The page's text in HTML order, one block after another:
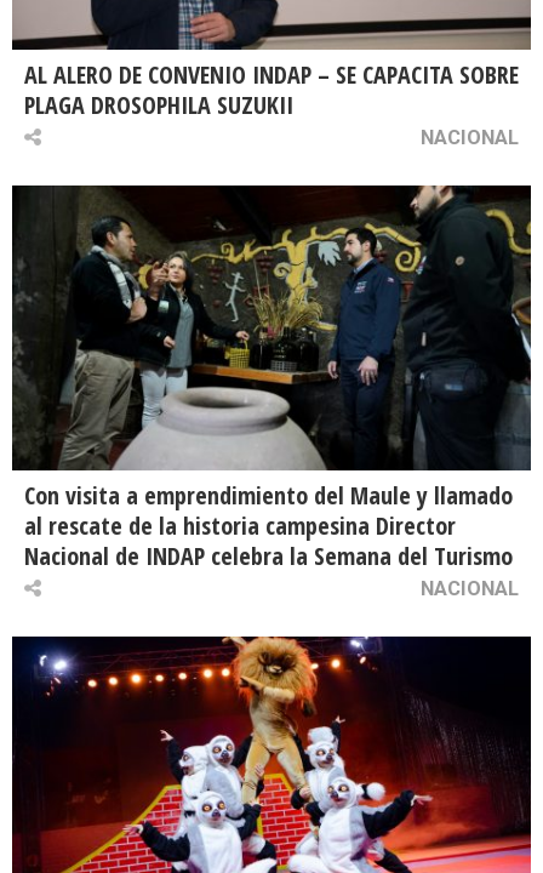
AL ALERO DE CONVENIO INDAP – SE CAPACITA SOBRE
PLAGA DROSOPHILA SUZUKII
NACIONAL
Con visita a emprendimiento del Maule y llamado
al rescate de la historia campesina Director
Nacional de INDAP celebra la Semana del Turismo
NACIONAL